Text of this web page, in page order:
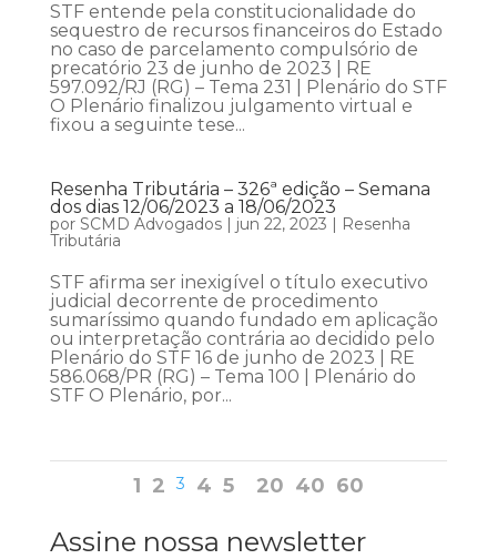
STF entende pela constitucionalidade do
sequestro de recursos financeiros do Estado
no caso de parcelamento compulsório de
precatório 23 de junho de 2023 | RE
597.092/RJ (RG) – Tema 231 | Plenário do STF
O Plenário finalizou julgamento virtual e
fixou a seguinte tese...
Resenha Tributária – 326ª edição – Semana
dos dias 12/06/2023 a 18/06/2023
por SCMD Advogados| jun 22, 2023 | Resenha
Tributária
STF afirma ser inexigível o título executivo
judicial decorrente de procedimento
sumaríssimo quando fundado em aplicação
ou interpretação contrária ao decidido pelo
Plenário do STF 16 de junho de 2023 | RE
586.068/PR (RG) – Tema 100 | Plenário do
STF O Plenário, por...
1 2 3 4 5 20 40 60
Assine nossa newsletter